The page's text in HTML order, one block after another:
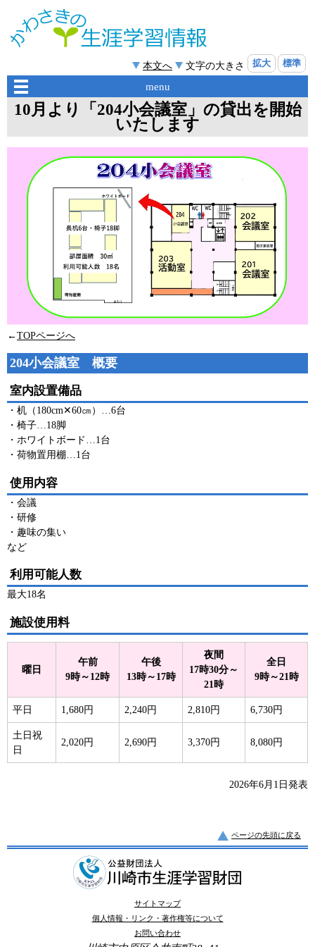
本文へ 文字の大きさ 拡大 標準
menu
10月より「204小会議室」の貸出を開始
いたします
←TOPページへ
204小会議室 概要
室内設置備品
・机（180cm✕60㎝）…6台
・椅子…18脚
・ホワイトボード…1台
・荷物置用棚…1台
使用内容
・会議
・研修
・趣味の集い
など
利用可能人数
最大18名
施設使用料
曜日
午前
9時～12時
午後
13時～17時
夜間
17時30分～
21時
全日
9時～21時
平日 1,680円 2,240円 2,810円 6,730円
土日祝
日
2,020円 2,690円 3,370円 8,080円
2026年6月1日発表
ページの先頭に戻る
サイトマップ
個人情報・リンク・著作権等について
お問い合わせ